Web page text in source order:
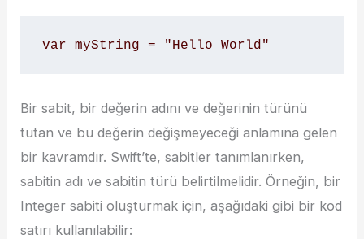
var myString = "Hello World"
Bir sabit, bir değerin adını ve değerinin türünü
tutan ve bu değerin değişmeyeceği anlamına gelen
bir kavramdır. Swift’te, sabitler tanımlanırken,
sabitin adı ve sabitin türü belirtilmelidir. Örneğin, bir
Integer sabiti oluşturmak için, aşağıdaki gibi bir kod
satırı kullanılabilir: